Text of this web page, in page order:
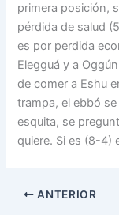
primera posición,
pérdida de salud
es por perdida
Elegguá y a
de comer a Eshu
trampa, el ebbó
esquita, se
quiere. Si es (8-4)
ANTERIOR